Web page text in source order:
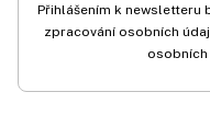
Přihlášením k newsletteru
zpracování osobních